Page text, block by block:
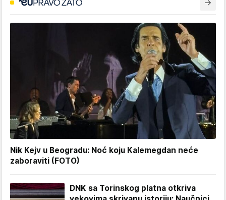
Nik Kejv u Beogradu: Noć koju Kalemegdan neće
zaboraviti (FOTO)
DNK sa Torinskog platna otkriva